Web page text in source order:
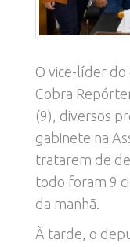
O vice-líder
Cobra
(9), diversos
gabinete na
tratarem de
todo foram 9
da manhã.
À tarde, o